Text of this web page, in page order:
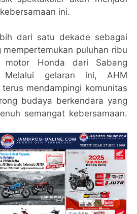
ini.
dari satu dekade sebagai
mempertemukan puluhan ribu
motor Honda dari Sabang
Melalui gelaran ini, AHM
mendampingi komunitas
budaya berkendara yang
semangat kebersamaan.